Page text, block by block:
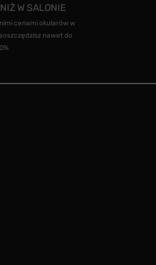
W SALONIE
cenami okularów w
nawet do